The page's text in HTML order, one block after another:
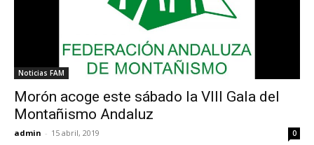
Noticias FAM
Morón acoge este sábado la VIII Gala del
Montañismo Andaluz
admin - 15 abril, 2019 0